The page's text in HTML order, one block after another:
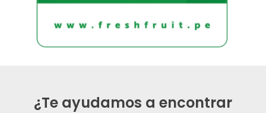
¿Te ayudamos a encontrar